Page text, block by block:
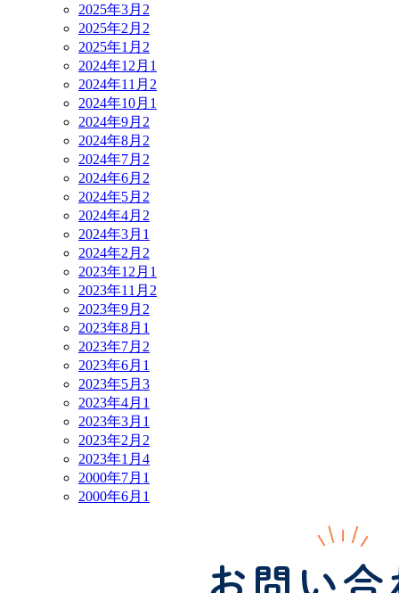
2025年3月 2
2025年2月 2
2025年1月 2
2024年12月 1
2024年11月 2
2024年10月 1
2024年9月 2
2024年8月 2
2024年7月 2
2024年6月 2
2024年5月 2
2024年4月 2
2024年3月 1
2024年2月 2
2023年12月 1
2023年11月 2
2023年9月 2
2023年8月 1
2023年7月 2
2023年6月 1
2023年5月 3
2023年4月 1
2023年3月 1
2023年2月 2
2023年1月 4
2000年7月 1
2000年6月 1